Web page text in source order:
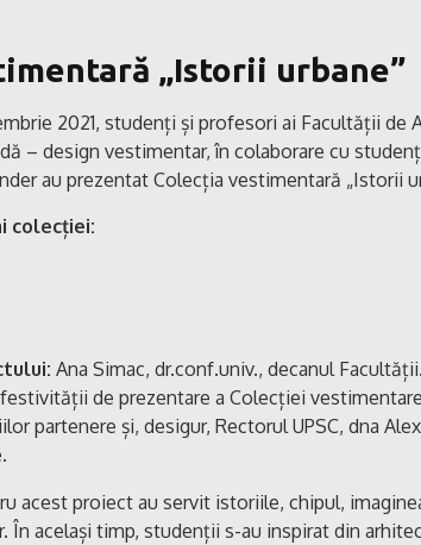
„Istorii urbane”
2021, studenți și profesori ai Facultății de
– design vestimentar, în colaborare cu
au prezentat Colecția vestimentară „Istorii
colecției:
Ana Simac, dr.conf.univ., decanul Facultății.
de prezentare a Colecției
partenere și, desigur, Rectorul UPSC, dna
acest proiect au servit istoriile, chipul,
În același timp, studenții s-au inspirat din